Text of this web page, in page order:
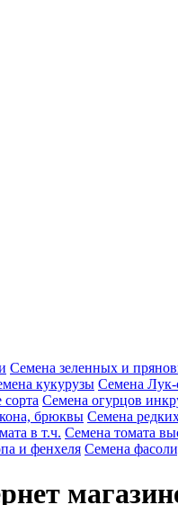
Семена зеленных и
кукурузы Семена Лук-
Семена огурцов
брюквы Семена
в т.ч. Семена томата
и фенхеля Семена